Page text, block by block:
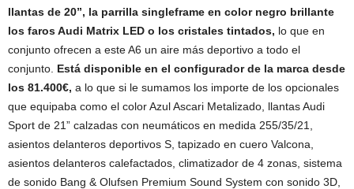
llantas de 20”, la parrilla singleframe en color negro brillante
los faros Audi Matrix LED o los cristales tintados, lo que en
conjunto ofrecen a este A6 un aire más deportivo a todo el
conjunto. Está disponible en el configurador de la marca desde
los 81.400€, a lo que si le sumamos los importe de los opcionales
que equipaba como el color Azul Ascari Metalizado, llantas Audi
Sport de 21” calzadas con neumáticos en medida 255/35/21,
asientos delanteros deportivos S, tapizado en cuero Valcona,
asientos delanteros calefactados, climatizador de 4 zonas, sistema
de sonido Bang & Olufsen Premium Sound System con sonido 3D,